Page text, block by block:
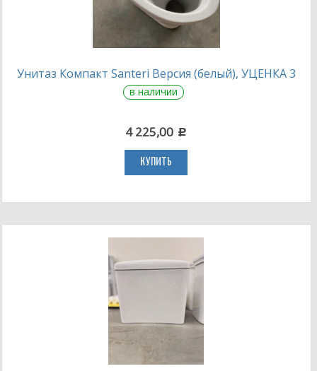
Унитаз Компакт Santeri Версия (белый), УЦЕНКА 3
в наличии
4 225,00 c
КУПИТЬ